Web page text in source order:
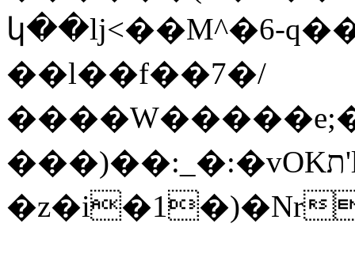
կ��lj<��M^�6-
��l��f��7�/
���)��:_�:�vOKת'lG�O@��c�����O�(ڦ.�j�t�!
�z�i�1�)�Nr